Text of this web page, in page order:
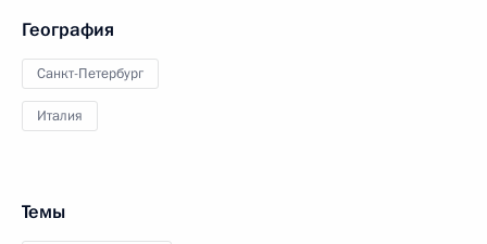
География
Санкт-Петербург
Италия
Темы